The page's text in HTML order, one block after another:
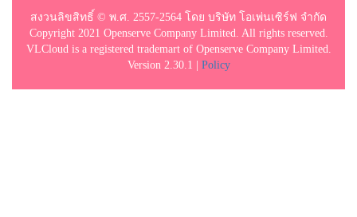
สงวนลิขสิทธิ์ © พ.ศ. 2557-2564 โดย บริษัท โอเพ่นเซิร์ฟ จำกัด
Copyright 2021 Openserve Company Limited. All rights reserved.
VLCloud is a registered trademart of Openserve Company Limited.
Version 2.30.1 | Policy